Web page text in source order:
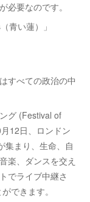
必要なのです。
青い蓮）」
すべての政治の中
グ (Festival of
12日、ロンドン
集まり、生命、自
楽、ダンスを交え
でライブ中継さ
できます。